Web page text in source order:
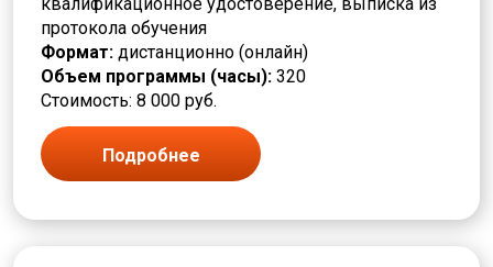
Бурильщик
Вакуумщик
Вальцовщик
Варщик
Водитель погрузчика
Горное дело
Горнорабочий
Грузчик
протокола обучения
Формат: дистанционно (онлайн)
Объем программы (часы): 320
Стоимость: 8 000 руб.
Подробнее